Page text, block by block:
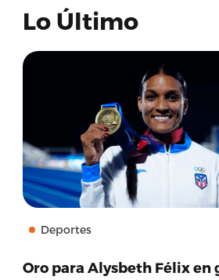
Lo Último
Deportes
Oro para Alysbeth Félix en